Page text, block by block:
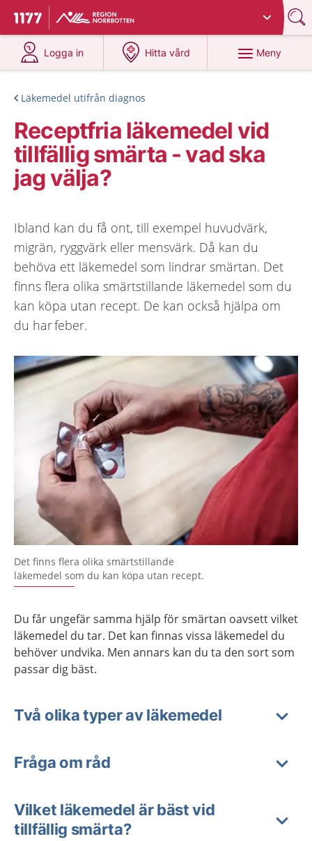
Till startsidan för 1177
Du har valt region
Logga in
på 1177.se
Hitta vård
på 1177.se
Meny
Läkemedel utifrån diagnos
Receptfria läkemedel vid
tillfällig smärta - vad ska
jag välja?
Ibland kan du få ont, till exempel huvudvärk,
migrän, ryggvärk eller mensvärk. Då kan du
behöva ett läkemedel som lindrar smärtan. Det
finns flera olika smärtstillande läkemedel som du
kan köpa utan recept. De kan också hjälpa om
du har feber.
Det finns flera olika smärtstillande
läkemedel som du kan köpa utan recept.
Du får ungefär samma hjälp för smärtan oavsett vilket
läkemedel du tar. Det kan finnas vissa läkemedel du
behöver undvika. Men annars kan du ta den sort som
passar dig bäst.
Två olika typer av läkemedel
Fråga om råd
Vilket läkemedel är bäst vid
tillfällig smärta?